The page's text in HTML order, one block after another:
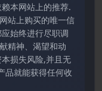
本网站上的推荐.
站上购买的唯一信
始终进行尽职调
精神、渴望和动
损失风险,并且无
品就能获得任何收